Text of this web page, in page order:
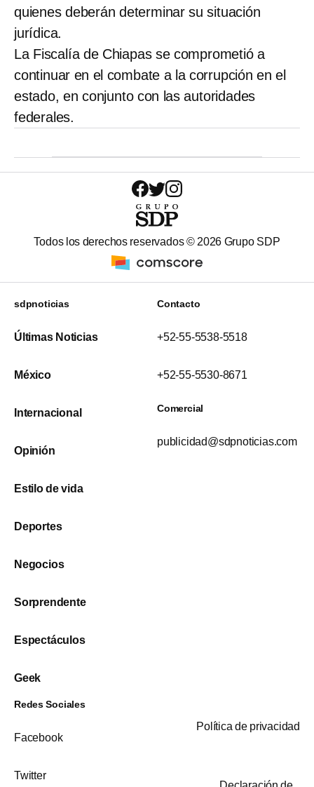
quienes deberán determinar su situación
jurídica.
La Fiscalía de Chiapas se comprometió a
continuar en el combate a la corrupción en el
estado, en conjunto con las autoridades
federales.
Todos los derechos reservados © 2026 Grupo SDP
sdpnoticias
Últimas Noticias
México
Internacional
Opinión
Estilo de vida
Deportes
Negocios
Sorprendente
Espectáculos
Geek
Contacto
+52-55-5538-5518
+52-55-5530-8671
Comercial
publicidad@sdpnoticias.com
Redes Sociales
Facebook
Twitter
Política de privacidad